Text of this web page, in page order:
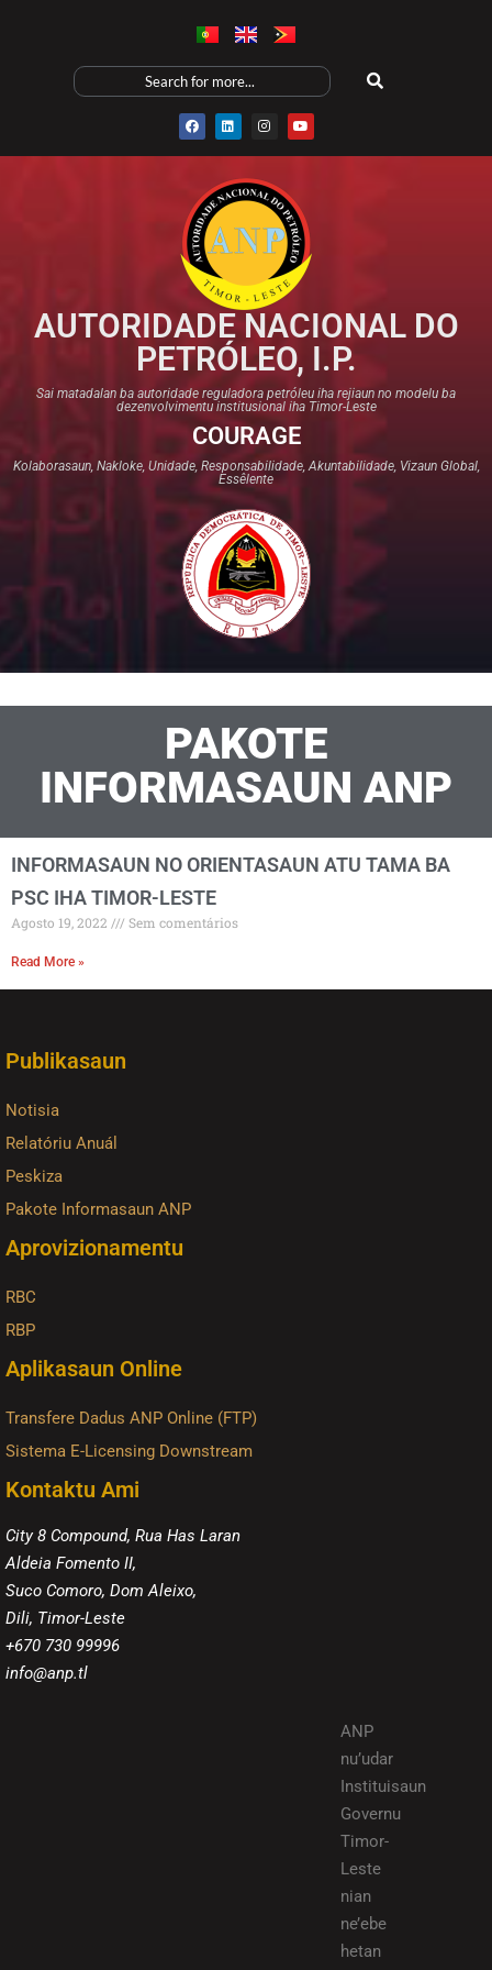
AUTORIDADE NACIONAL DO
PETRÓLEO, I.P.
Sai matadalan ba autoridade reguladora petróleu iha rejiaun no modelu ba
dezenvolvimentu institusional iha Timor-Leste
COURAGE
Kolaborasaun, Nakloke, Unidade, Responsabilidade, Akuntabilidade, Vizaun Global,
Essêlente
PAKOTE
INFORMASAUN ANP
INFORMASAUN NO ORIENTASAUN ATU TAMA BA
PSC IHA TIMOR-LESTE
Agosto 19, 2022 Sem comentários
Read More »
Publikasaun
Notisia
Relatóriu Anuál
Peskiza
Pakote Informasaun ANP
Aprovizionamentu
RBC
RBP
Aplikasaun Online
Transfere Dadus ANP Online (FTP)
Sistema E-Licensing Downstream
Kontaktu Ami
City 8 Compound, Rua Has Laran
Aldeia Fomento II,
Suco Comoro, Dom Aleixo,
Dili, Timor-Leste
+670 730 99996
info@anp.tl
ANP
nu’udar
Instituisaun
Governu
Timor-
Leste
nian
ne’ebe
hetan